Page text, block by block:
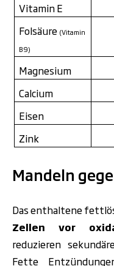
Vitamin E
Folsäure (Vitamin
B9)
Magnesium
Calcium
Eisen
Zink
Mandeln
Das enthaltene
Zellen vor
reduzieren
Fette